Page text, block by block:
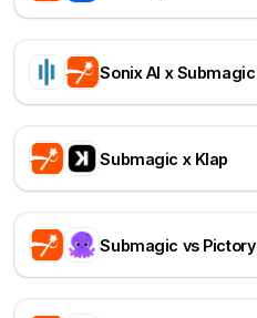
Sonix AI x Submagic
Submagic x Klap
Submagic vs Pictory